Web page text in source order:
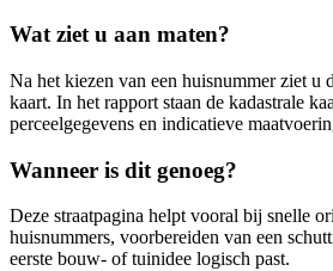
Wat ziet u aan maten?
Na het kiezen van een huisnummer ziet u
kaart. In het rapport staan de kadastrale
perceelgegevens en indicatieve
Wanneer is dit genoeg?
Deze straatpagina helpt vooral bij snelle
huisnummers, voorbereiden van een
eerste bouw- of tuinidee logisch past.